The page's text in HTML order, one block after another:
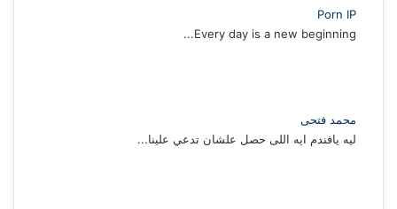
Porn IP
Every day is a new beginning...
محمد فتحى
ليه يافندم ايه اللى حصل علشان تدعي علينا...